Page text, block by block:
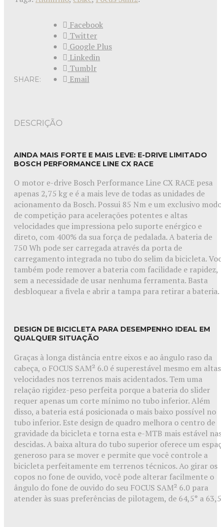
SHARE:
Facebook
Twitter
Google Plus
Linkedin
Tumblr
Email
DESCRIÇÃO
AINDA MAIS FORTE E MAIS LEVE: E-DRIVE LIMITADO
BOSCH PERFORMANCE LINE CX RACE
O motor e-drive Bosch Performance Line CX RACE pesa
apenas 2,75 kg e é a mais leve de todas as unidades de
acionamento da Bosch. Possui 85 Nm e um exclusivo
de competição para acelerações potentes e altas
velocidades que impressiona pelo suporte enérgico e
direto, com 400% da sua força de pedalada. A bateria de
750 Wh pode ser carregada através da porta de
carregamento integrada no tubo do selim da bicicleta.
também pode remover a bateria com facilidade e rapidez,
sem a necessidade de usar nenhuma ferramenta. Basta
desbloquear a fivela e abrir a tampa para retirar a bateria.
DESIGN DE BICICLETA PARA DESEMPENHO IDEAL EM
QUALQUER SITUAÇÃO
Graças à longa distância entre eixos e ao ângulo raso da
cabeça, o FOCUS SAM² 6.0 é superestável mesmo em altas
velocidades nos terrenos mais acidentados. Tem uma
relação rigidez-peso perfeita porque a bateria do slider
requer apenas um corte mínimo no tubo inferior. Além
disso, a bateria está posicionada o mais baixo possível no
tubo inferior. Este design de quadro melhora o centro de
gravidade da bicicleta e torna esta e-MTB mais estável
descidas. A baixa altura do tubo superior oferece um
generoso para se mover e permite que você controle a
bicicleta perfeitamente em terrenos técnicos. Ao girar os
copos no fone de ouvido, você pode alterar facilmente o
ângulo do fone de ouvido do seu FOCUS SAM² 6.0 para
atender às suas preferências de pilotagem, de 64,5° a